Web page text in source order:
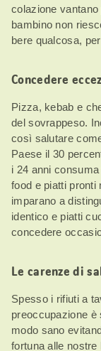
colazione
bambino non
bere qualcosa,
Concedere
Pizza, kebab e
del sovrappeso.
così salutare
Paese il 30
i 24 anni
food e piatti pronti
imparano a
identico e piatti
concedere
Le carenze di
Spesso i rifiuti a
preoccupazione è
modo sano
fortuna alle